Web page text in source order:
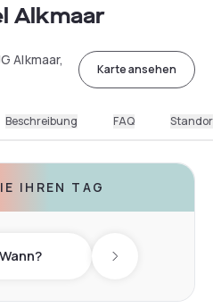
Alkmaar
Alkmaar,
Karte ansehen
Beschreibung FAQ
IHREN TAG
Wann? Next day